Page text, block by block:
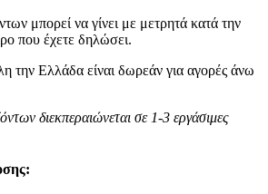
μπορεί να γίνει με μετρητά κατά την
που έχετε δηλώσει.
την Ελλάδα είναι δωρεάν για αγορές άνω
διεκπεραιώνεται σε 1-3 εργάσιμες